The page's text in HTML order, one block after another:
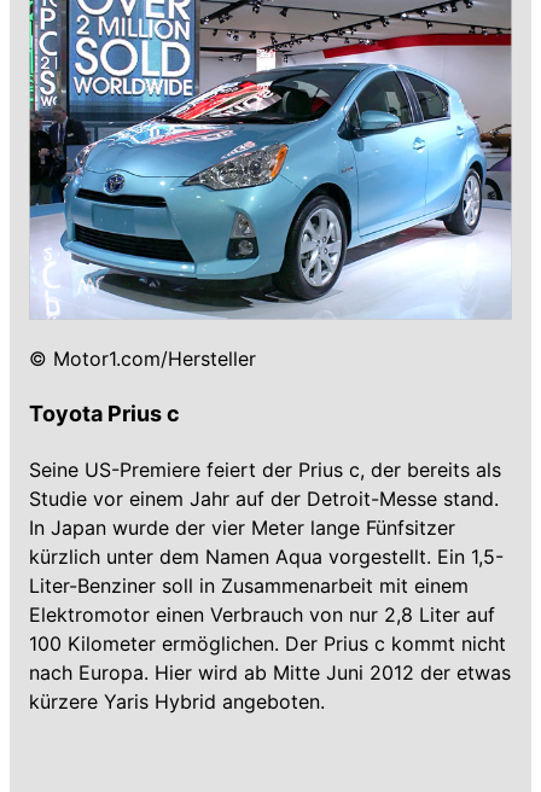
© Motor1.com/Hersteller
Toyota Prius c
Seine US-Premiere feiert der Prius c, der bereits als
Studie vor einem Jahr auf der Detroit-Messe stand.
In Japan wurde der vier Meter lange Fünfsitzer
kürzlich unter dem Namen Aqua vorgestellt. Ein 1,5-
Liter-Benziner soll in Zusammenarbeit mit einem
Elektromotor einen Verbrauch von nur 2,8 Liter auf
100 Kilometer ermöglichen. Der Prius c kommt nicht
nach Europa. Hier wird ab Mitte Juni 2012 der etwas
kürzere Yaris Hybrid angeboten.